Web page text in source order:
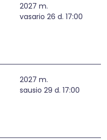
2027 m.
vasario 26 d. 17:00
2027 m.
sausio 29 d. 17:00